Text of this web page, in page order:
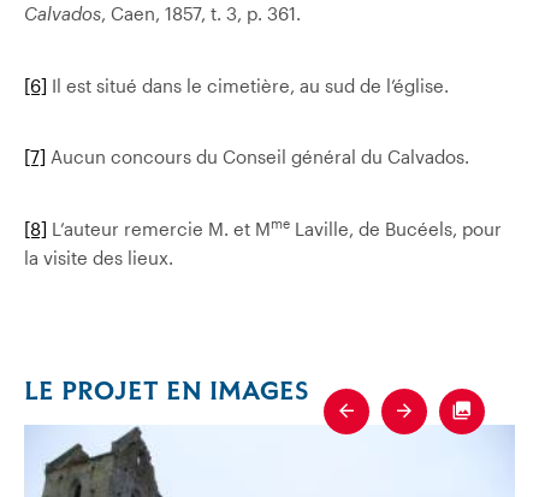
Calvados, Caen, 1857, t. 3, p. 361.
[6] Il est situé dans le cimetière, au sud de l’église.
[7] Aucun concours du Conseil général du Calvados.
[8] L’auteur remercie M. et Mme Laville, de Bucéels, pour
la visite des lieux.
LE PROJET EN IMAGES
Previous
Next